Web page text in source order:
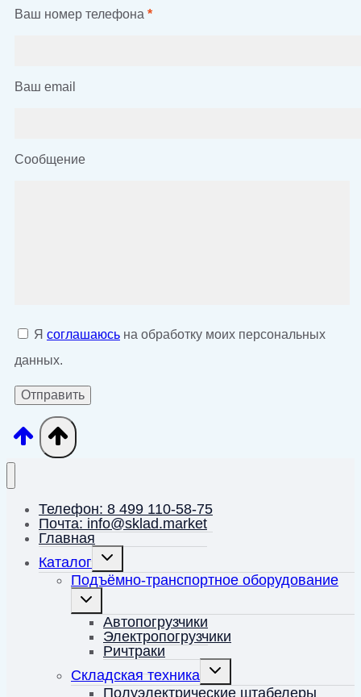
Ваш номер телефона *
Ваш email
Сообщение
Я соглашаюсь на обработку моих персональных
данных.
Телефон: 8 499 110-58-75
Почта: info@sklad.market
Главная
Каталог
Переключить
дочернее
меню
Подъёмно-транспортное оборудование
Переключить
дочернее
менюАвтопогрузчики
Электропогрузчики
Ричтраки
Складская техника
Переключить
дочернее
меню
Полуэлектрические штабелеры